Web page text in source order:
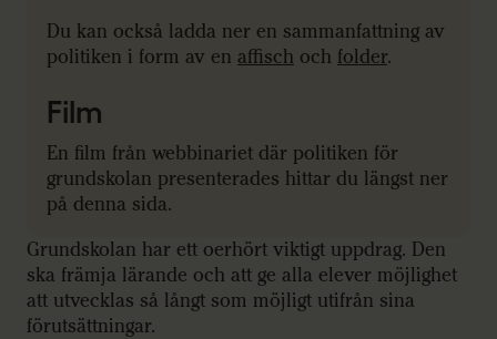
Du kan också ladda ner en sammanfattning av
politiken i form av en affisch och folder.
Film
En film från webbinariet där politiken för
grundskolan presenterades hittar du längst ner
på denna sida.
Grundskolan har ett oerhört viktigt uppdrag. Den
ska främja lärande och att ge alla elever möjlighet
att utvecklas så långt som möjligt utifrån sina
förutsättningar.